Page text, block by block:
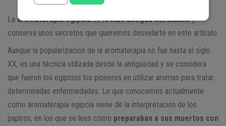
La aromaterapia egipciaesla más antigua del mundoy
conserva unos secretos que queremos desvelarte en este artículo.
Aunque la popularización de la aromaterapia no fue hasta el siglo
XX, es una técnica utilizada desde la antigüedad y se considera
que fueron los egipcios los pioneros en utilizar aromas para tratar
determinadas enfermedades. Lo que conocemos actualmente
como aromaterapia egipcia viene de la interpretación de los
papiros, en los que se leen cómo preparaban a sus muertos con